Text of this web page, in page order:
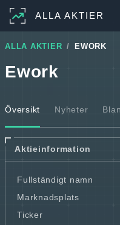
ALLA AKTIER
ALLA AKTIER EWORK
Ework
Översikt Nyheter
Aktieinformation
Fullständigt namn
Marknadsplats
Ticker